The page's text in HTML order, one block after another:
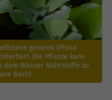
genannt (Pistia
Die Pflanze kann
dem Wasser Nährstoffe zu
Bach)